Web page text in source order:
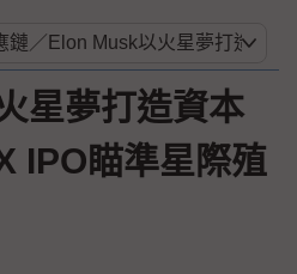
星夢打造資本
瞄準星際殖